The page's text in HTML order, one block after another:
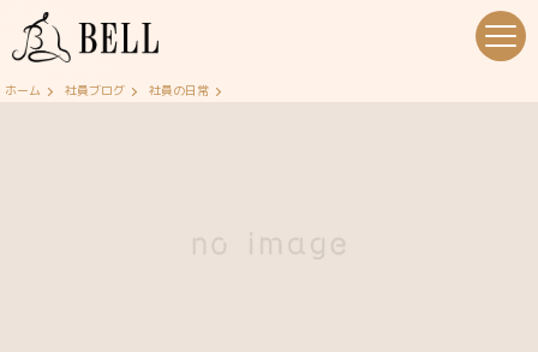
ホーム 社員ブログ 社員の日常